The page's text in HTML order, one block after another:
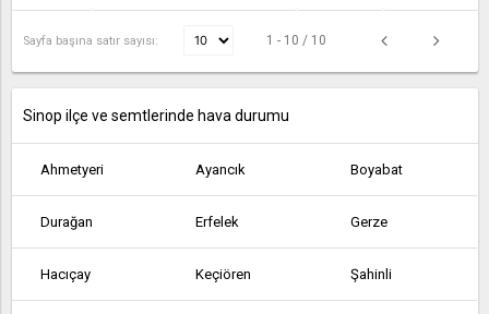
Sayfa başına satır sayısı: 1 - 10 / 10
Sinop ilçe ve semtlerinde hava durumu
Ahmetyeri Ayancık Boyabat
Durağan Erfelek Gerze
Hacıçay Keçiören Şahinli